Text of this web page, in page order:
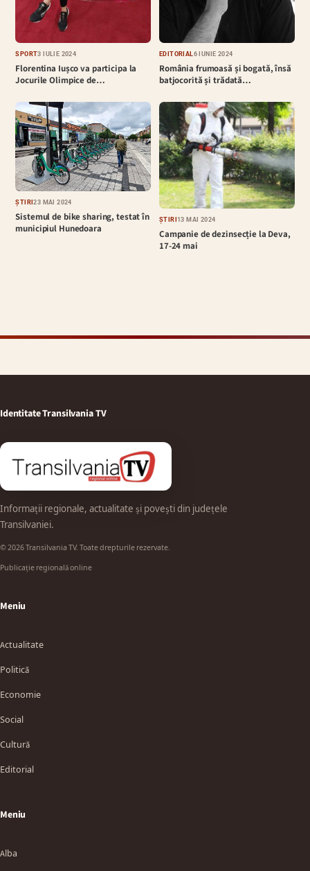
SPORT3 IULIE 2024
Florentina Iușco va participa la
Jocurile Olimpice de…
EDITORIAL 6 IUNIE 2024
România frumoasă și bogată, însă
batjocorită și trădată…
ȘTIRI23 MAI 2024
Sistemul de bike sharing, testat în
municipiul Hunedoara
ȘTIRI13 MAI 2024
Campanie de dezinsecție la Deva,
17-24 mai
Identitate Transilvania TV
Informații regionale, actualitate și povești din județele
Transilvaniei.
© 2026 Transilvania TV. Toate drepturile rezervate.
Publicație regională online
Meniu
Actualitate
Politică
Economie
Social
Cultură
Editorial
Meniu
Alba